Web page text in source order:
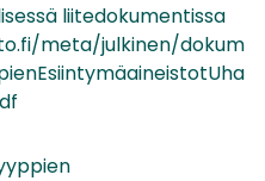
liitedokumentissa
meta/julkinen/dokum